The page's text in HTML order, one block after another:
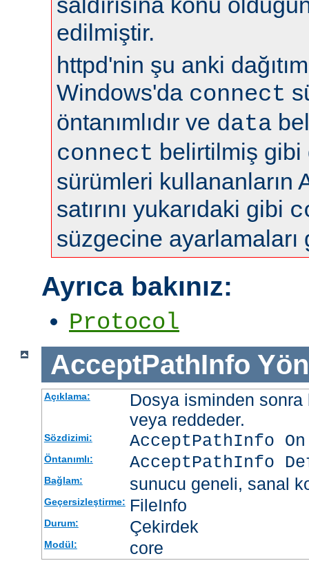
edilmiştir.
httpd'nin şu anki
Windows'da connect
öntanımlıdır ve data
connect belirtilmiş gibi
sürümleri kullananların
satırını yukarıdaki gibi
süzgecine ayarlamaları
Ayrıca bakınız:
Protocol
AcceptPathInfo
Açıklama:
Dosya isminden
veya reddeder.
Sözdizimi: AcceptPathInfo
Öntanımlı: AcceptPathInfo
Bağlam: sunucu geneli, sanal
Geçersizleştirme: FileInfo
Durum: Çekirdek
Modül: core